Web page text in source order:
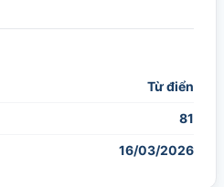
Từ điển
81
16/03/2026